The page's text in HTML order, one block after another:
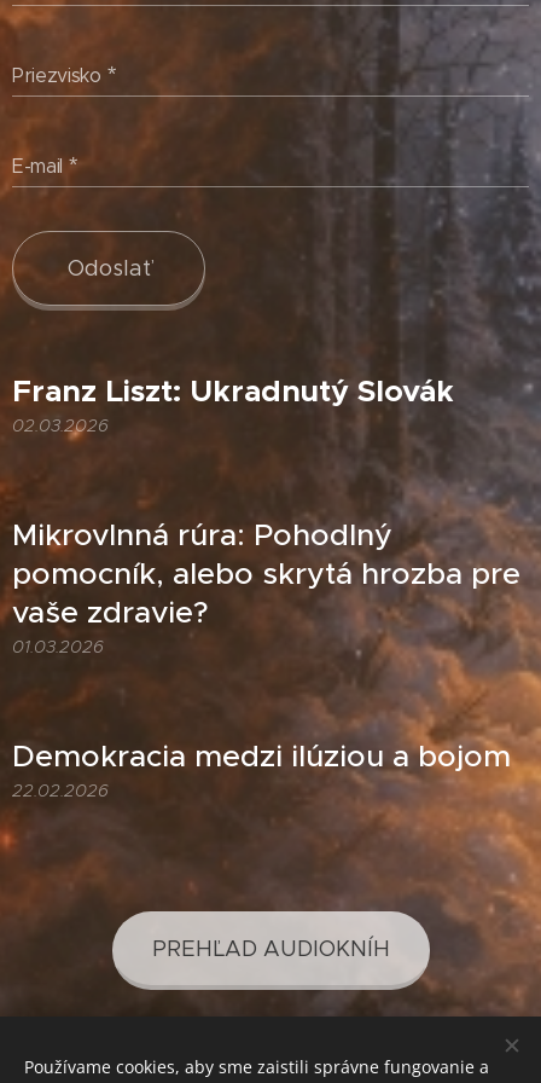
Priezvisko
E-mail
Odoslať
Franz Liszt: Ukradnutý Slovák
02.03.2026
Mikrovlnná rúra: Pohodlný
pomocník, alebo skrytá hrozba pre
vaše zdravie?
01.03.2026
Demokracia medzi ilúziou a bojom
22.02.2026
PREHĽAD AUDIOKNÍH
Používame cookies, aby sme zaistili správne fungovanie a